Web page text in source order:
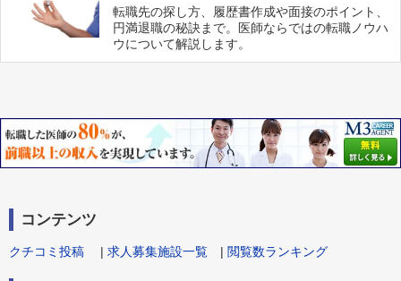
転職先の探し方、履歴書作成や面接のポイント、
円満退職の秘訣まで。医師ならではの転職ノウハ
ウについて解説します。
コンテンツ
クチコミ投稿 | 求人募集施設一覧 | 閲覧数ランキング